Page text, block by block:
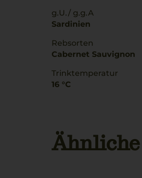
g.U./ g.g.A
Sardinien
Rebsorten
Cabernet Sauvignon
Trinktemperatur
16 °C
Ähnliche